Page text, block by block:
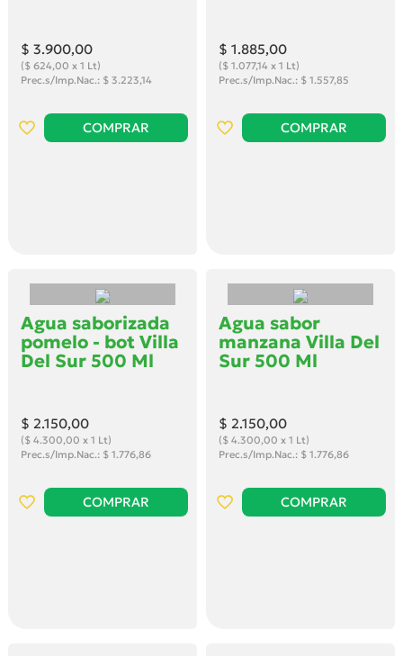
$ 3.900,00
($ 624,00 x 1 Lt)
Prec.s/Imp.Nac.: $ 3.223,14
COMPRAR
$ 1.885,00
($ 1.077,14 x 1 Lt)
Prec.s/Imp.Nac.: $ 1.557,85
COMPRAR
Agua saborizada
pomelo - bot Villa
Del Sur 500 Ml
$ 2.150,00
($ 4.300,00 x 1 Lt)
Prec.s/Imp.Nac.: $ 1.776,86
COMPRAR
Agua sabor
manzana Villa Del
Sur 500 Ml
$ 2.150,00
($ 4.300,00 x 1 Lt)
Prec.s/Imp.Nac.: $ 1.776,86
COMPRAR